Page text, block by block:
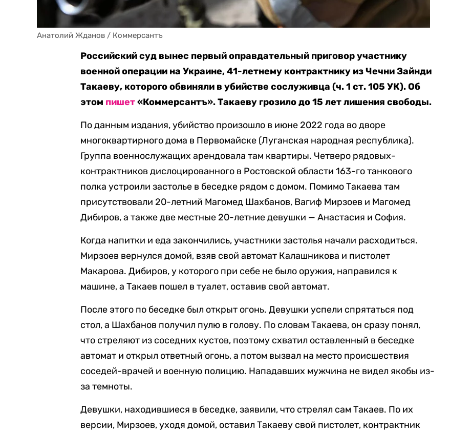
Анатолий Жданов / Коммерсантъ
Российский суд вынес первый оправдательный приговор участнику
военной операции на Украине, 41-летнему контрактнику из Чечни Зайнди
Такаеву, которого обвиняли в убийстве сослуживца (ч. 1 ст. 105 УК). Об
этом пишет«Коммерсантъ». Такаеву грозило до 15 лет лишения свободы.
По данным издания, убийство произошло в июне 2022 года во дворе
многоквартирного дома в Первомайске (Луганская народная республика).
Группа военнослужащих арендовала там квартиры. Четверо рядовых-
контрактников дислоцированного в Ростовской области 163-го танкового
полка устроили застолье в беседке рядом с домом. Помимо Такаева там
присутствовали 20-летний Магомед Шахбанов, Вагиф Мирзоев и Магомед
Дибиров, а также две местные 20-летние девушки — Анастасия и София.
Когда напитки и еда закончились, участники застолья начали расходиться.
Мирзоев вернулся домой, взяв свой автомат Калашникова и пистолет
Макарова. Дибиров, у которого при себе не было оружия, направился к
машине, а Такаев пошел в туалет, оставив свой автомат.
После этого по беседке был открыт огонь. Девушки успели спрятаться под
стол, а Шахбанов получил пулю в голову. По словам Такаева, он сразу понял,
что стреляют из соседних кустов, поэтому схватил оставленный в беседке
автомат и открыл ответный огонь, а потом вызвал на место происшествия
соседей-врачей и военную полицию. Нападавших мужчина не видел якобы из-
за темноты.
Девушки, находившиеся в беседке, заявили, что стрелял сам Такаев. По их
версии, Мирзоев, уходя домой, оставил Такаеву свой пистолет, контрактник